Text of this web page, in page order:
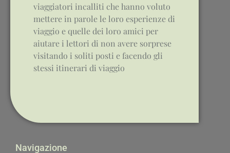
viaggiatori incalliti che hanno voluto
mettere in parole le loro esperienze di
viaggio e quelle dei loro amici per
aiutare i lettori di non avere sorprese
visitando i soliti posti e facendo gli
stessi itinerari di viaggio
Navigazione